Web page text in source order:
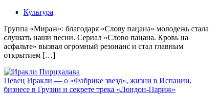
Культура
Группа «Мираж»: благодаря «Слову пацана» молодежь стала
слушать наши песни. Сериал «Слово пацана. Кровь на
асфальте» вызвал огромный резонанс и стал главным
открытием […]
Певец Иракли — о «Фабрике звезд», жизни в Испании,
бизнесе в Грузии и секрете трека «Лондон-Париж»